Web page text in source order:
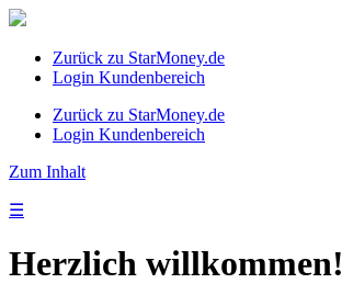
Zurück zu StarMoney.de
Login Kundenbereich
Zurück zu StarMoney.de
Login Kundenbereich
Zum Inhalt
☰
Herzlich willkommen!